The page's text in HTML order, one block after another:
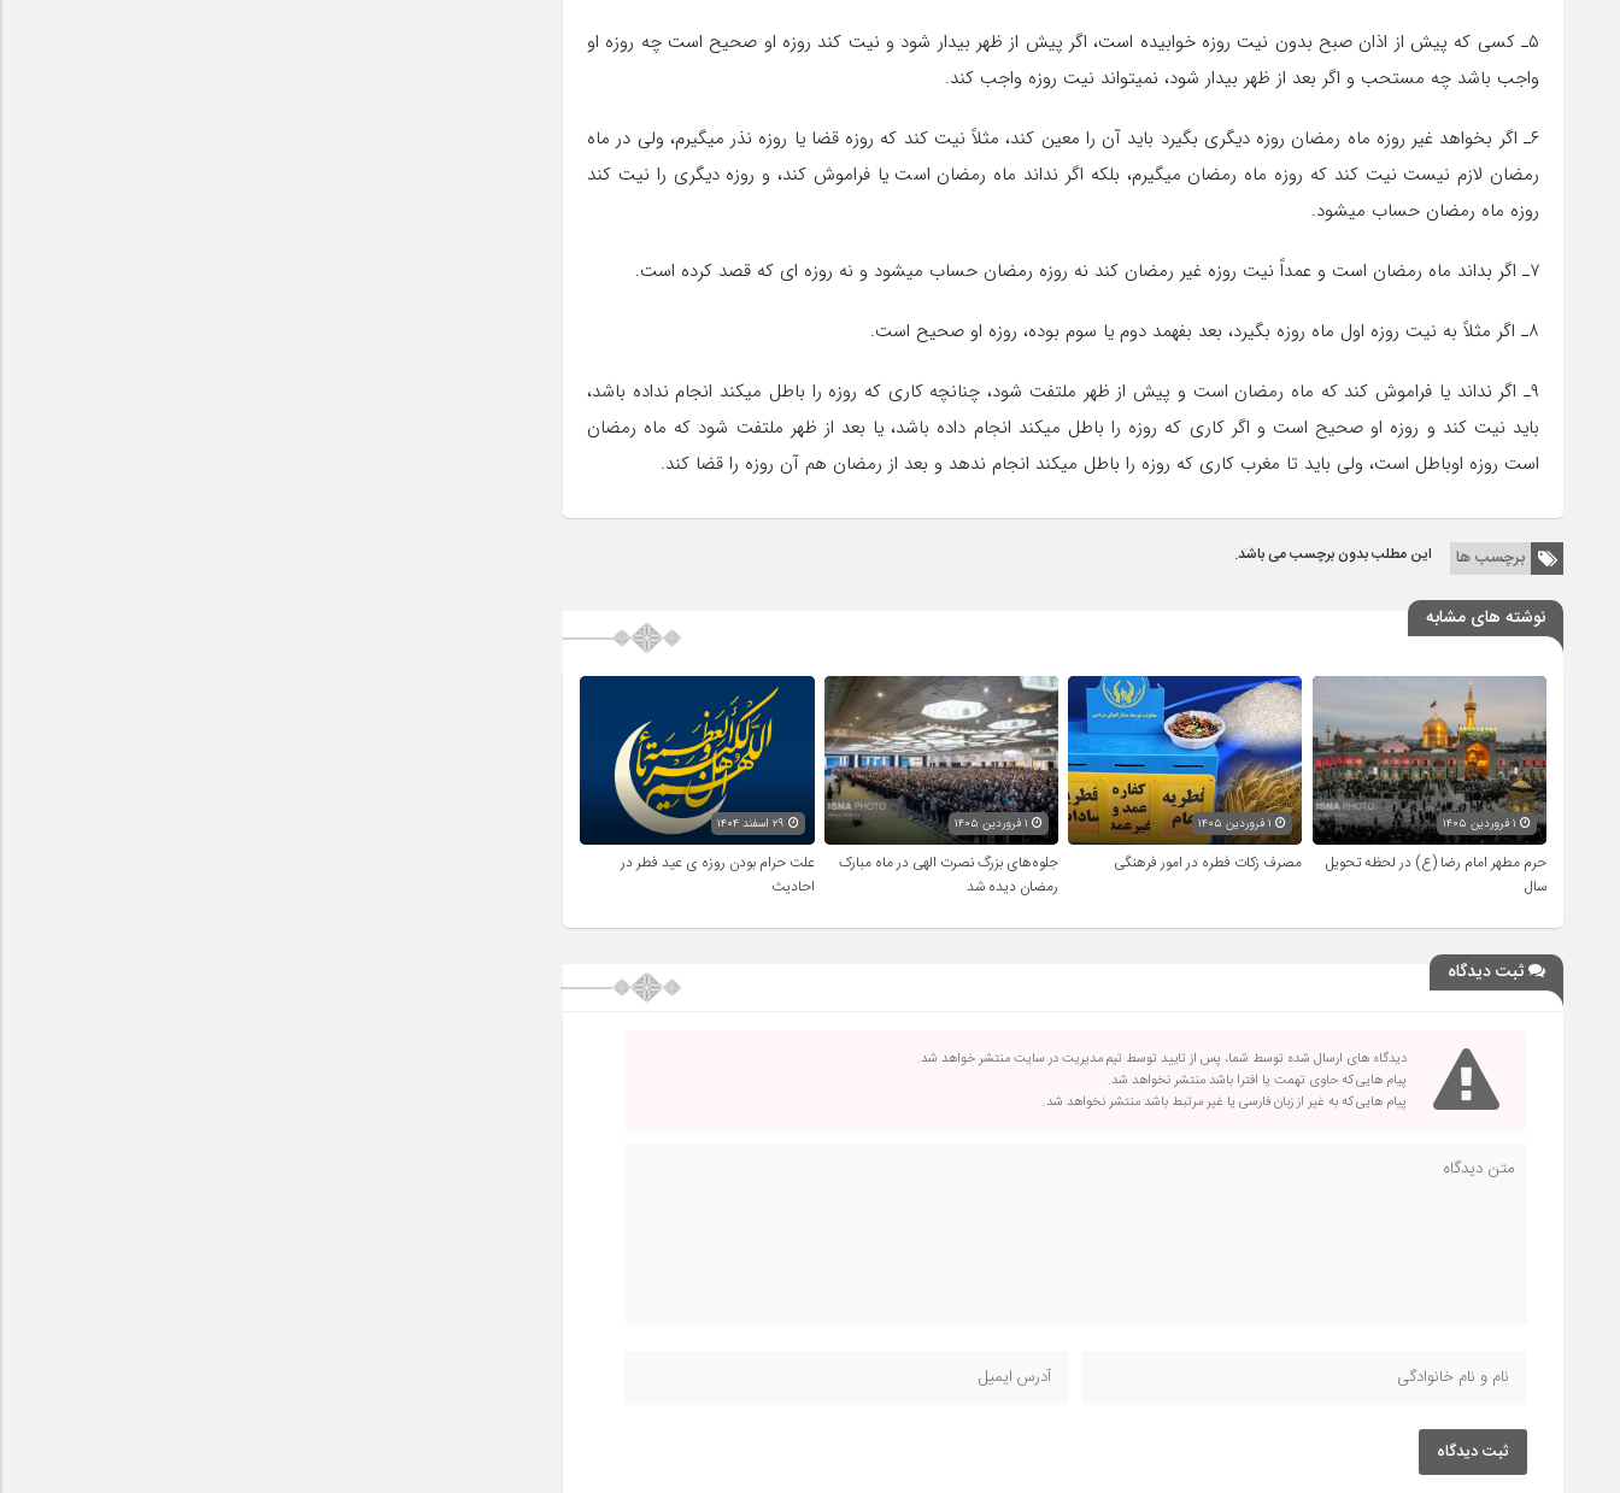
۵ـ کسی که پیش از اذان صبح بدون نیت روزه خوابیده است، اگر پیش از ظهر بیدار شود و نیت کند روزه او صحیح است چه روزه او
واجب باشد چه مستحب و اگر بعد از ظهر بیدار شود، نمی‎تواند نیت روزه واجب کند.
۶ـ اگر بخواهد غیر روزه ماه رمضان روزه دیگری بگیرد باید آن را معین کند، مثلاً نیت کند که روزه قضا یا روزه نذر می‎گیرم، ولی در ماه
رمضان لازم نیست نیت کند که روزه ماه رمضان می‎گیرم، بلکه اگر نداند ماه رمضان است یا فراموش کند، و روزه دیگری را نیت کند
روزه ماه رمضان حساب می‎شود.
۷ـ اگر بداند ماه رمضان است و عمداً نیت روزه غیر رمضان کند نه روزه رمضان حساب می‎شود و نه روزه ای که قصد کرده است.
۸ـ اگر مثلاً به نیت روزه اول ماه روزه بگیرد، بعد بفهمد دوم یا سوم بوده، روزه او صحیح است.
۹ـ اگر نداند یا فراموش کند که ماه رمضان است و پیش از ظهر ملتفت شود، چنانچه کاری که روزه را باطل می‎کند انجام نداده باشد،
باید نیت کند و روزه او صحیح است و اگر کاری که روزه را باطل می‎کند انجام داده باشد، یا بعد از ظهر ملتفت شود که ماه رمضان
است روزه اوباطل است‎، ولی باید تا مغرب کاری که روزه را باطل می‎کند انجام ندهد و بعد از رمضان هم آن روزه را قضا کند.
برچسب ها این مطلب بدون برچسب می باشد.
نوشته های مشابه
حرم مطهر امام رضا (ع) در لحظه تحویل
سال
۱ فروردین ۱۴۰۵
مصرف زکات فطره در امور فرهنگی
جلوه‌های بزرگ نصرت الهی در ماه مبارک
رمضان دیده شد
علت حرام بودن روزه ی عید فطر در
احادیث
ثبت دیدگاه
دیدگاه های ارسال شده توسط شما، پس از تایید توسط تیم مدیریت در سایت منتشر خواهد شد.
پیام هایی که حاوی تهمت یا افترا باشد منتشر نخواهد شد.
پیام هایی که به غیر از زبان فارسی یا غیر مرتبط باشد منتشر نخواهد شد.
ثبت دیدگاه